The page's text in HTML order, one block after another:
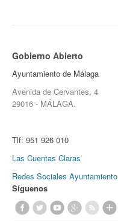
Gobierno Abierto
Ayuntamiento de Málaga
Avenida de Cervantes, 4
29016 - MÁLAGA.
Tlf: 951 926 010
Las Cuentas Claras
Redes Sociales Ayuntamiento
Síguenos